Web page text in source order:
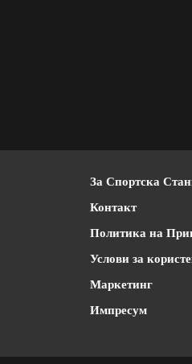
За Спортска
Контакт
Политика на
Услови за
Маркетинг
Импресум